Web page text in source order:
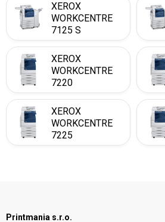
XEROX
WORKCENTRE
7125 S
XEROX
WORKCENTRE
7220
XEROX
WORKCENTRE
7225
Printmania s.r.o.